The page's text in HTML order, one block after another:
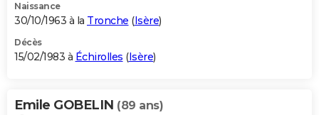
Naissance
30/10/1963 à la Tronche (Isère)
Décès
15/02/1983 à Échirolles (Isère)
Emile GOBELIN (89 ans)